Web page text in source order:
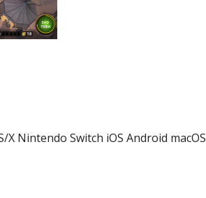
X Nintendo Switch iOS Android macOS